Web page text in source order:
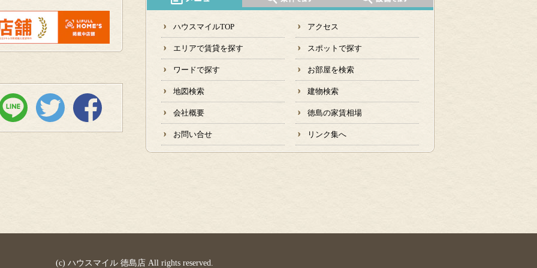
ハウスマイルTOP アクセス
エリアで賃貸を探す スポットで探す
ワードで探す お部屋を検索
地図検索 建物検索
会社概要 徳島の家賃相場
お問い合せ リンク集へ
(c) ハウスマイル 徳島店 All rights reserved.